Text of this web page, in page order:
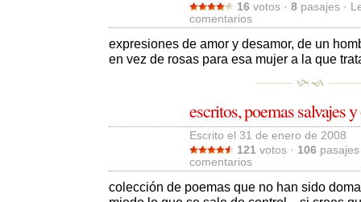
16 votos · 8 pasajes ·
comentarios
expresiones de amor y desamor, de un
en vez de rosas para esa mujer a la que
escritos, poemas salvajes
Escrito el 31 de enero de 2008
121 votos · 106
comentarios
colección de poemas que no han sido